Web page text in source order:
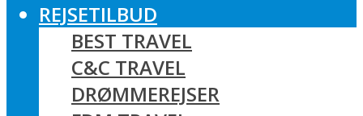
REJSETILBUD
BEST TRAVEL
C&C TRAVEL
DRØMMEREJSER